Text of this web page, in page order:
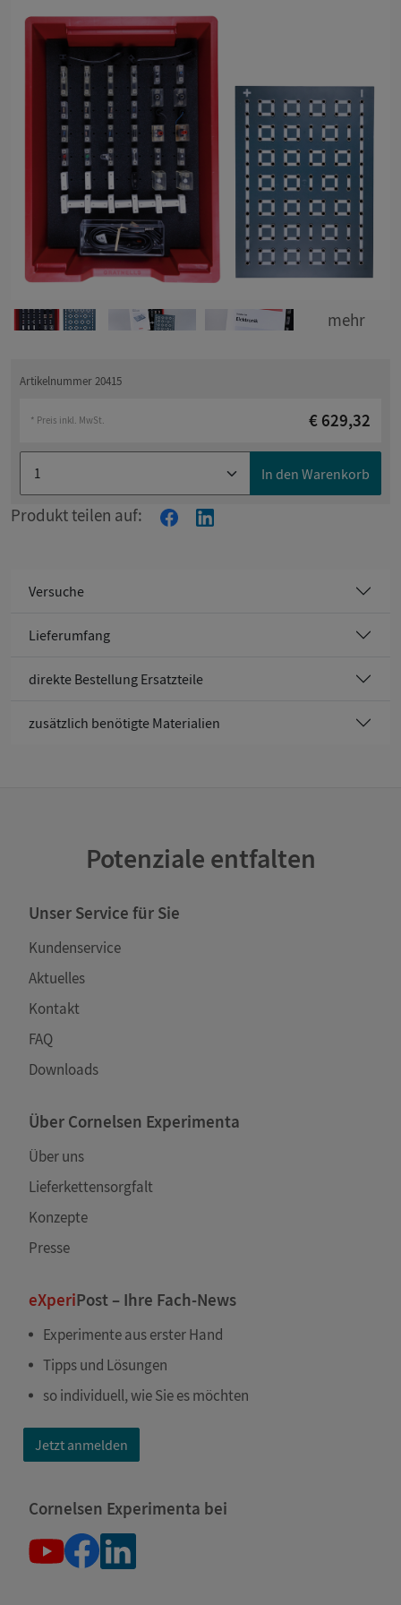
mehr
Artikelnummer 20415
* Preis inkl. MwSt. € 629,32
In den Warenkorb
Produkt teilen auf:
Versuche
Lieferumfang
direkte Bestellung Ersatzteile
zusätzlich benötigte Materialien
Potenziale entfalten
Unser Service für Sie
Kundenservice
Aktuelles
Kontakt
FAQ
Downloads
Über Cornelsen Experimenta
Über uns
Lieferkettensorgfalt
Konzepte
Presse
eXperiPost – Ihre Fach-News
Experimente aus erster Hand
Tipps und Lösungen
so individuell, wie Sie es möchten
Jetzt anmelden
Cornelsen Experimenta bei